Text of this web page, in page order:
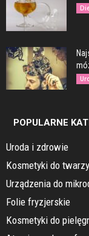
POPULARNE
Uroda i zdrowie
Kosmetyki do
Urządzenia do
Folie fryzjerskie
Kosmetyki do